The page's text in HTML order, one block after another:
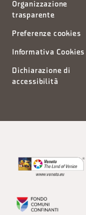
Organizzazione
trasparente
Preferenze cookies
Informativa Cookies
Dichiarazione di
accessibilità